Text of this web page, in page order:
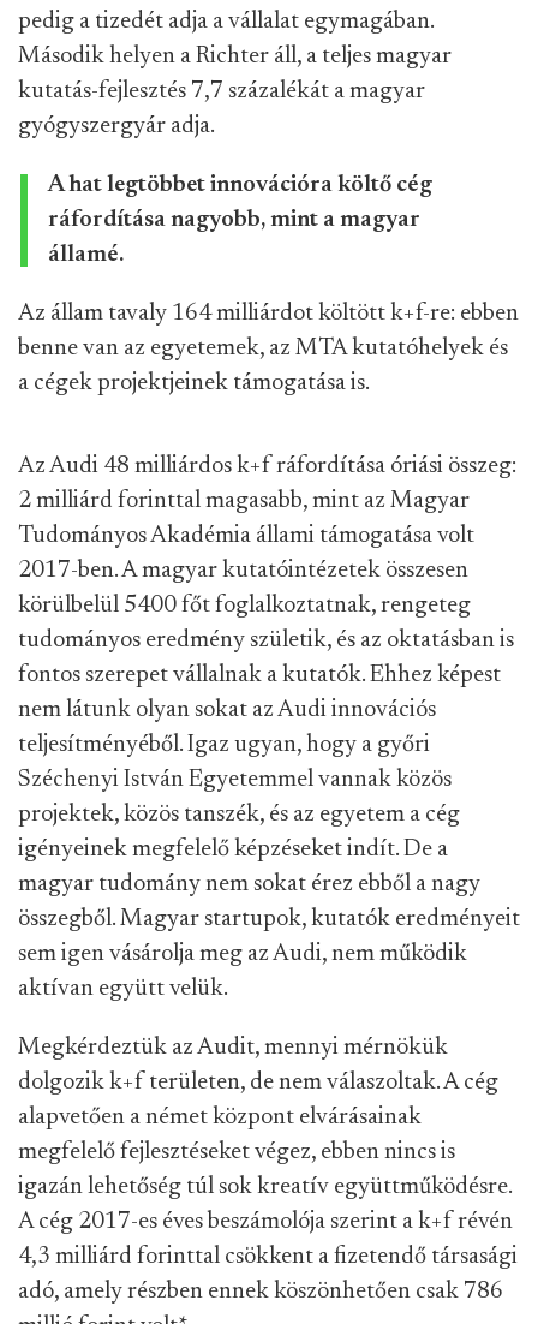
pedig a tizedét adja a vállalat egymagában.
Második helyen a Richter áll, a teljes magyar
kutatás-fejlesztés 7,7 százalékát a magyar
gyógyszergyár adja.
A hat legtöbbet innovációra költő cég
ráfordítása nagyobb, mint a magyar
államé.
Az állam tavaly 164 milliárdot költött k+f-re: ebben
benne van az egyetemek, az MTA kutatóhelyek és
a cégek projektjeinek támogatása is.
Az Audi 48 milliárdos k+f ráfordítása óriási összeg:
2 milliárd forinttal magasabb, mint az Magyar
Tudományos Akadémia állami támogatása volt
2017-ben. A magyar kutatóintézetek összesen
körülbelül 5400 főt foglalkoztatnak, rengeteg
tudományos eredmény születik, és az oktatásban is
fontos szerepet vállalnak a kutatók. Ehhez képest
nem látunk olyan sokat az Audi innovációs
teljesítményéből. Igaz ugyan, hogy a győri
Széchenyi István Egyetemmel vannak közös
projektek, közös tanszék, és az egyetem a cég
igényeinek megfelelő képzéseket indít. De a
magyar tudomány nem sokat érez ebből a nagy
összegből. Magyar startupok, kutatók eredményeit
sem igen vásárolja meg az Audi, nem működik
aktívan együtt velük.
Megkérdeztük az Audit, mennyi mérnökük
dolgozik k+f területen, de nem válaszoltak. A cég
alapvetően a német központ elvárásainak
megfelelő fejlesztéseket végez, ebben nincs is
igazán lehetőség túl sok kreatív együttműködésre.
A cég 2017-es éves beszámolója szerint a k+f révén
4,3 milliárd forinttal csökkent a fizetendő társasági
adó, amely részben ennek köszönhetően csak 786